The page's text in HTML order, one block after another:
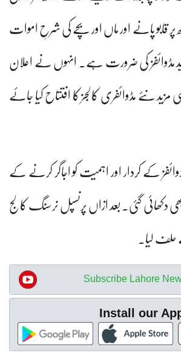
قابو پانے اور ماں اور بچے کی شرحِ اموات
مڈوائفز کی ضرورت ہے۔ انہوں نے اعلان
نئے مڈوائفری کالجز کا افتتاح کیا جائے
کے کردار اور اہمیت کو اجاگر کرنے کے
دکھائی گئی۔ بعد ازاں پرنسپل نرسنگ کالج
لیا۔
Subscribe Lahore
Install our